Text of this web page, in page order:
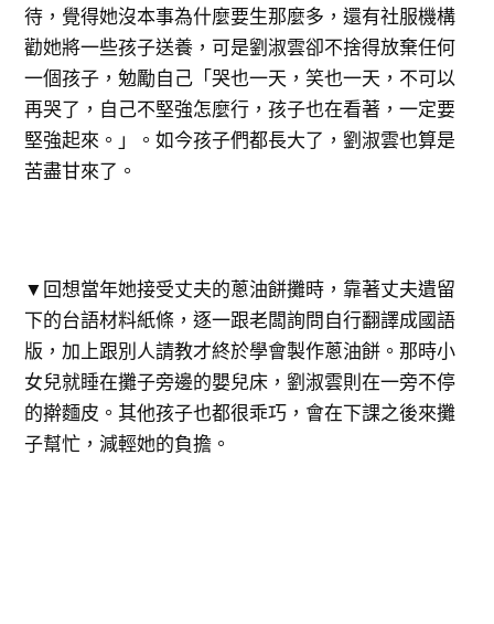
待，覺得她沒本事為什麼要生那麼多，還有社服機構
勸她將一些孩子送養，可是劉淑雲卻不捨得放棄任何
一個孩子，勉勵自己「哭也一天，笑也一天，不可以
再哭了，自己不堅強怎麼行，孩子也在看著，一定要
堅強起來。」。如今孩子們都長大了，劉淑雲也算是
苦盡甘來了。
▼回想當年她接受丈夫的蔥油餅攤時，靠著丈夫遺留
下的台語材料紙條，逐一跟老闆詢問自行翻譯成國語
版，加上跟別人請教才終於學會製作蔥油餅。那時小
女兒就睡在攤子旁邊的嬰兒床，劉淑雲則在一旁不停
的擀麵皮。其他孩子也都很乖巧，會在下課之後來攤
子幫忙，減輕她的負擔。